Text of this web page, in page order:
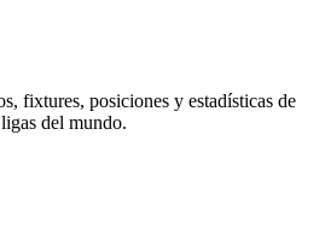
fixtures, posiciones y estadísticas de
del mundo.